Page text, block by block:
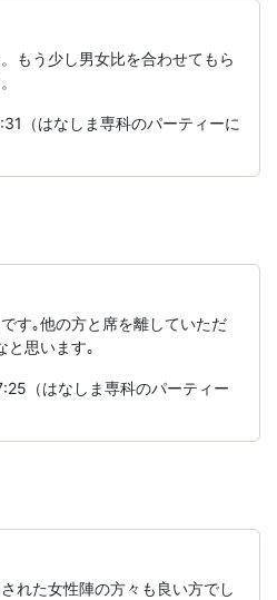
もう少し男女比を合わせてもら
（はなしま専科のパーティーに
す｡他の方と席を離していただ
と思います｡
（はなしま専科のパーティー
れた女性陣の方々も良い方でし